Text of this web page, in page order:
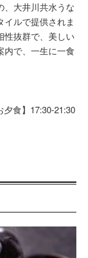
、大井川共水うな
イルで提供されま
性抜群で、美しい
内で、一生に一食
食】17:30-21:30